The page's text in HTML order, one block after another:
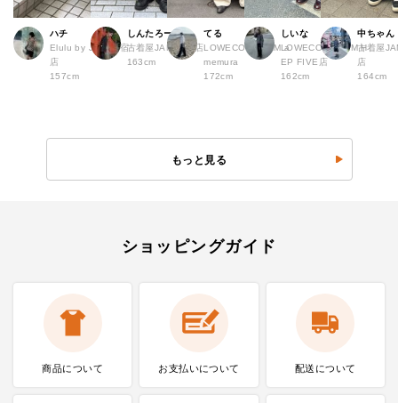
ハチ
Elulu by JAM 原宿
店
157cm
しんたろー
古着屋JAM 仙台店
163cm
てる
LOWECO by JAM a
memura
172cm
しいな
LOWECO by JAM H
EP FIVE店
162cm
中ちゃん
古着屋
店
164cm
もっと見る
ショッピングガイド
商品について お支払いについて 配送について